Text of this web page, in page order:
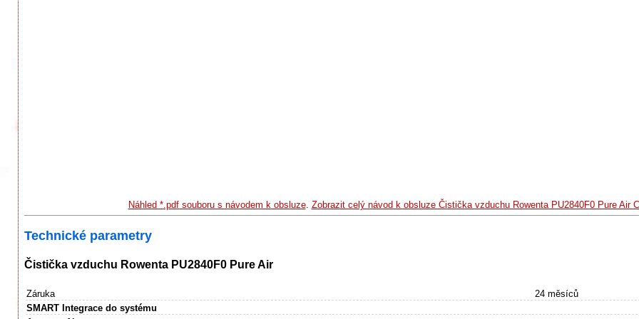
Náhled *.pdf souboru s návodem k obsluze. Zobrazit celý návod k obsluze Čistička vzduchu Rowenta PU2840F0 Pure Air
Technické parametry
Čistička vzduchu Rowenta PU2840F0 Pure Air
Záruka
24 měsíců
SMART Integrace do systému